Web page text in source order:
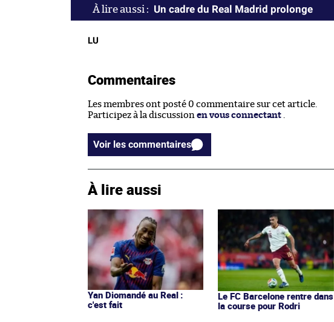
Un cadre du Real Madrid prolonge
LU
Commentaires
Les membres ont posté 0 commentaire sur cet article.
Participez à la discussion en vous connectant
Voir les commentaires
À lire aussi
Yan Diomandé au Real :
c'est fait
Le FC Barcelone rentre dans
la course pour Rodri